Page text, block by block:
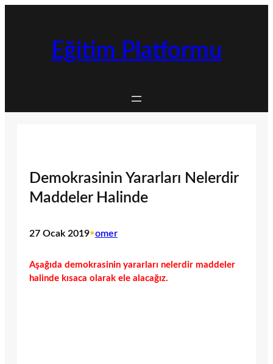
Eğitim Platformu
Demokrasinin Yararları Nelerdir
Maddeler Halinde
27 Ocak 2019•omer
Aşağıda demokrasinin yararları nelerdir maddeler
halinde kısaca olarak ele alacağız.